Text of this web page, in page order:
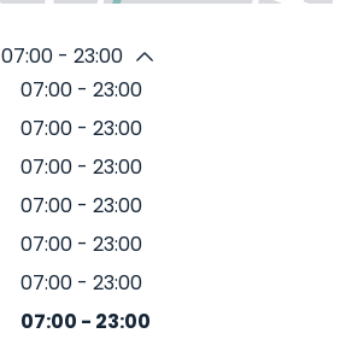
07:00 - 23:00
07:00 - 23:00
07:00 - 23:00
07:00 - 23:00
07:00 - 23:00
07:00 - 23:00
07:00 - 23:00
07:00 - 23:00